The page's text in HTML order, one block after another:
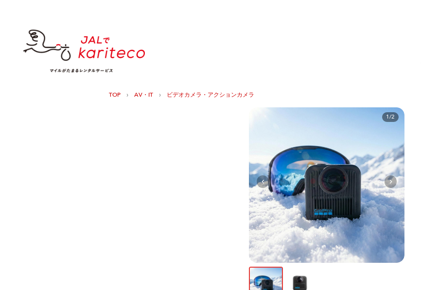
TOP › AV・IT › ビデオカメラ・アクションカメラ
1/2